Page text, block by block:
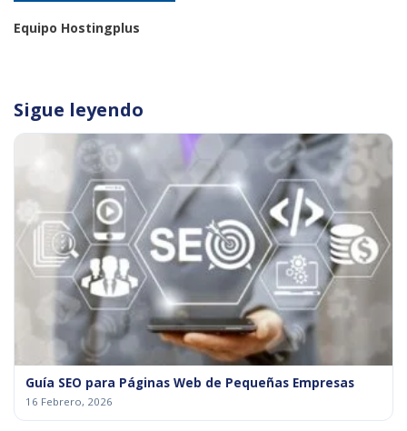
Equipo Hostingplus
Sigue leyendo
Guía SEO para Páginas Web de Pequeñas Empresas
16 Febrero, 2026